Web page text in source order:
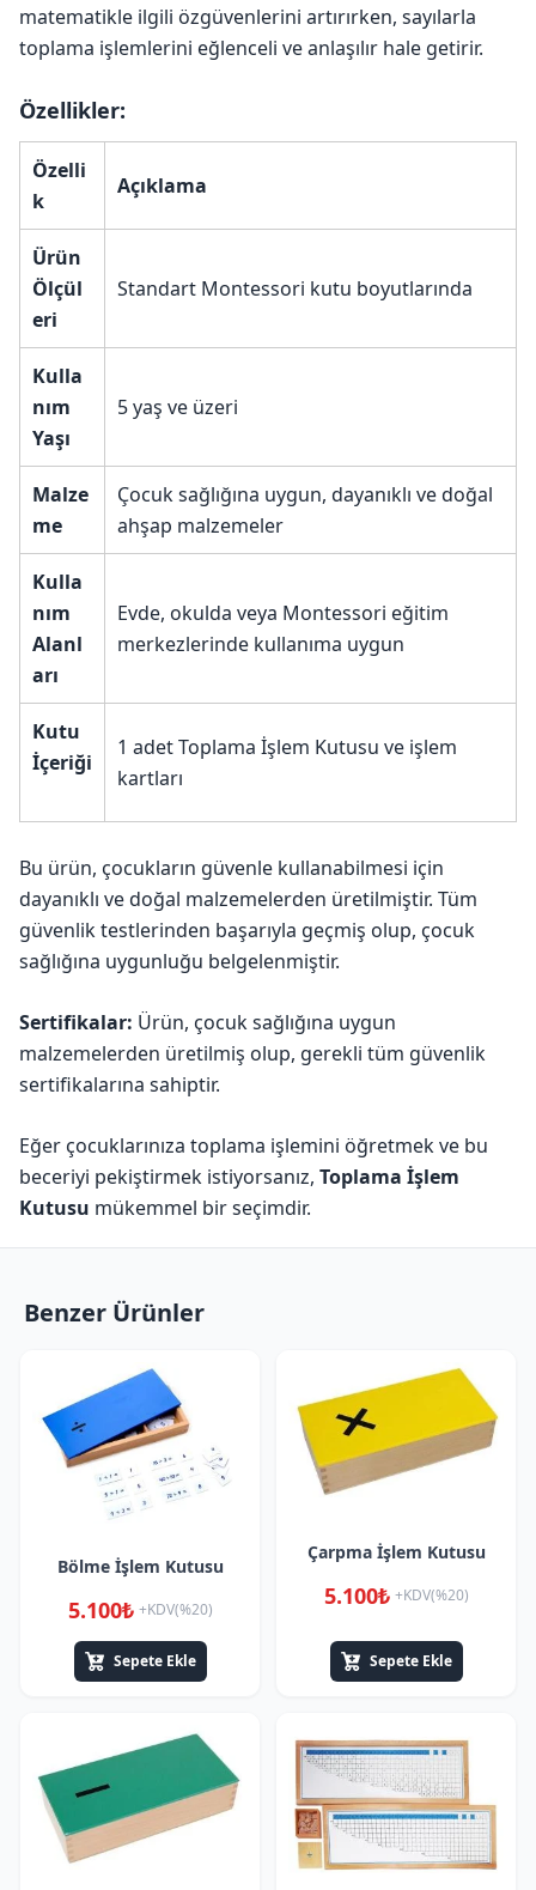
matematikle ilgili özgüvenlerini artırırken, sayılarla
toplama işlemlerini eğlenceli ve anlaşılır hale getirir.
Özellikler:
Özelli
k
Açıklama
Ürün
Ölçül
eri
Standart Montessori kutu boyutlarında
Kulla
nım
Yaşı
5 yaş ve üzeri
Malze
me
Çocuk sağlığına uygun, dayanıklı ve doğal
ahşap malzemeler
Kulla
nım
Alanl
arı
Evde, okulda veya Montessori eğitim
merkezlerinde kullanıma uygun
Kutu
İçeriği
1 adet Toplama İşlem Kutusu ve işlem
kartları
Bu ürün, çocukların güvenle kullanabilmesi için
dayanıklı ve doğal malzemelerden üretilmiştir. Tüm
güvenlik testlerinden başarıyla geçmiş olup, çocuk
sağlığına uygunluğu belgelenmiştir.
Sertifikalar: Ürün, çocuk sağlığına uygun
malzemelerden üretilmiş olup, gerekli tüm güvenlik
sertifikalarına sahiptir.
Eğer çocuklarınıza toplama işlemini öğretmek ve bu
beceriyi pekiştirmek istiyorsanız, Toplama İşlem
Kutusu mükemmel bir seçimdir.
Benzer Ürünler
Bölme İşlem Kutusu
5.100₺ +KDV(%20)
Sepete Ekle
Çarpma İşlem Kutusu
5.100₺ +KDV(%20)
Sepete Ekle